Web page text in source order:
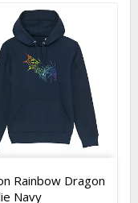
Rainbow Dragon
Navy